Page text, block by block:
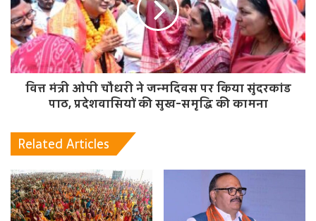
वित्त मंत्री ओपी चौधरी ने जन्मदिवस पर किया सुंदरकांड
पाठ, प्रदेशवासियों की सुख-समृद्धि की कामना
Related Articles